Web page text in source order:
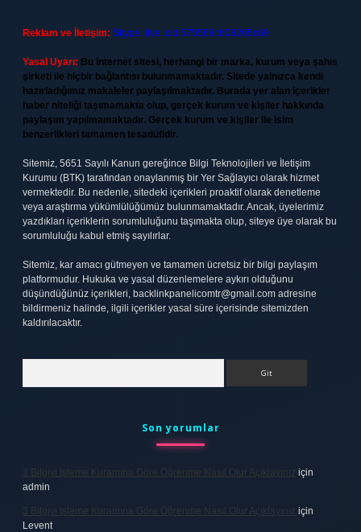
Reklam ve İletişim: Skype: live:.cid.575569c608265c69
Yasal Uyarı: Bu internet sitesi, herhangi bir marka, kurum veya şahıs
şirketi ile hiçbir bağlantısı bulunmamaktadır. Sitede yalnızca kendi
hazırladığımız makaleler paylaşılmaktadır. Burada yer alan içerikler
haber niteliği taşımamakta olup, gerçek kurum ve kişiler hakkında
paylaşım yapılmamaktadır. Gerçek kurum ve kişiler ile isim
benzerlikleri tamamen tesadüfidir.
Sitemiz, 5651 Sayılı Kanun gereğince Bilgi Teknolojileri ve İletişim
Kurumu (BTK) tarafından onaylanmış bir Yer Sağlayıcı olarak hizmet
vermektedir. Bu nedenle, sitedeki içerikleri proaktif olarak denetleme
veya araştırma yükümlülüğümüz bulunmamaktadır. Ancak, üyelerimiz
yazdıkları içeriklerin sorumluluğunu taşımakta olup, siteye üye olarak bu
sorumluluğu kabul etmiş sayılırlar.
Sitemiz, kar amacı gütmeyen ve tamamen ücretsiz bir bilgi paylaşım
platformudur. Hukuka ve yasal düzenlemelere aykırı olduğunu
düşündüğünüz içerikleri, backlinkpanelicomtr@gmail.com adresine
bildirmeniz halinde, ilgili içerikler yasal süre içerisinde sitemizden
kaldırılacaktır.
Son yorumlar
3 Bilgiyi Işleme Kuramına Göre Öğrenme Nasıl Olur Açıklayınız için
admin
3 Bilgiyi Işleme Kuramına Göre Öğrenme Nasıl Olur Açıklayınız için
Levent